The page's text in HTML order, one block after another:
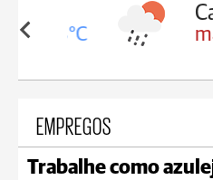
18°C
EMPREGOS
Trabalhe como